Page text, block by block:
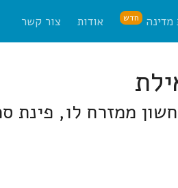
מדינה חדש אודות צור קשר
ממזרח לו, פינת